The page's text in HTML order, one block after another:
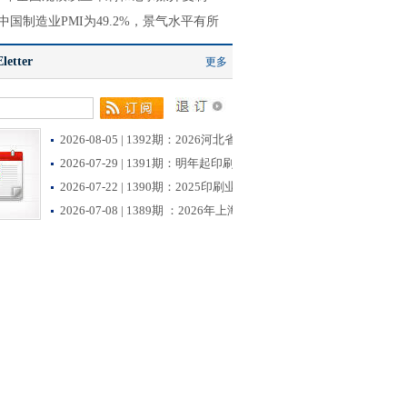
国制造业PMI为49.2%，景气水平有所
更多
2026-08-05 | 1392期：2026河北省首批创新型中小企业
2026-07-29 | 1391期：明年起印刷业开征挥发性有机物
2026-07-22 | 1390期：2025印刷业薪酬调查数据出炉！
2026-07-08 | 1389期 ：2026年上海市生态环境监督执法